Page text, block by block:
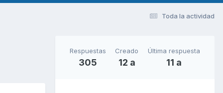
Toda la actividad
Respuestas
305
Creado
12 a
Última respuesta
11 a